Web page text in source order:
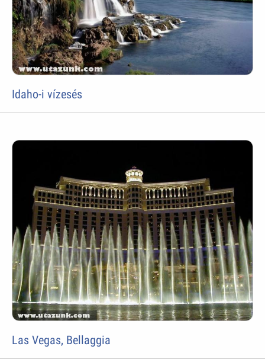
Idaho-i vízesés
Las Vegas, Bellaggia